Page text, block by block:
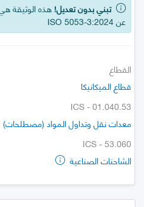
تبني بدون تعديل! هذه الوثيقة
عن ISO 5053-3:2024
القطاع
قطاع الميكانيكا
ICS - 01.040.53
معدات نقل وتداول المواد (مصطلحات)
ICS - 53.060
الشاحنات الصناعية